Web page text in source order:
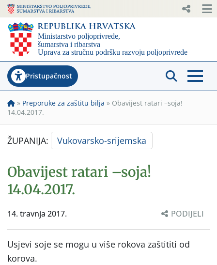
Pristupačnost
» Preporuke za zaštitu bilja » Obavijest ratari –soja!
14.04.2017.
ŽUPANIJA: Vukovarsko-srijemska
Obavijest ratari –soja!
14.04.2017.
14. travnja 2017. PODIJELI
Usjevi soje se mogu u više rokova zaštititi od
korova.